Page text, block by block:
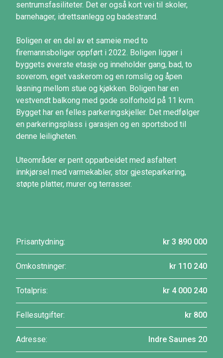
sentrumsfasiliteter. Det er også kort vei til skoler,
barnehager, idrettsanlegg og badestrand.
Boligen er en del av et sameie med to
firemannsboliger oppført i 2022. Boligen ligger i
byggets øverste etasje og inneholder gang, bad, to
soverom, eget vaskerom og en romslig og åpen
løsning mellom stue og kjøkken. Boligen har en
vestvendt balkong med gode solforhold på 11 kvm.
Bygget har en felles parkeringskjeller. Det medfølger
en parkeringsplass i garasjen og en sportsbod til
denne leiligheten.
Uteområder er pent opparbeidet med asfaltert
innkjørsel med varmekabler, stor gjesteparkering,
støpte platter, murer og terrasser.
Prisantydning: kr 3 890 000
Omkostninger: kr 110 240
Totalpris: kr 4 000 240
Fellesutgifter: kr 800
Adresse: Indre Saunes 20